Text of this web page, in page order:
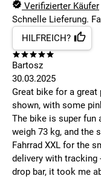
Verifizierter Käufer
Schnelle Lieferung.
HILFREICH?
Bartosz
30.03.2025
Great bike for a
shown, with some
The bike is super fun
weigh 73 kg, and the
Fahrrad XXL for the
delivery with tracking
drop bar, it took me